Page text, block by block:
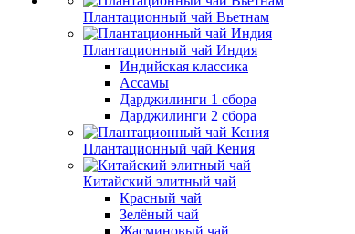
Плантационный чай Вьетнам
Плантационный чай Индия
Индийская классика
Ассамы
Дарджилинги 1 сбора
Дарджилинги 2 сбора
Плантационный чай Кения
Китайский элитный чай
Красный чай
Зелёный чай
Жасминовый чай